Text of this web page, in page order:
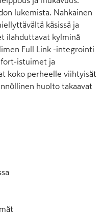
lukemista. Nahkainen
käsissä ja
ilahduttavat kylminä
Full Link -integrointi
istuimet ja
koko perheelle viihtyisät
huolto takaavat